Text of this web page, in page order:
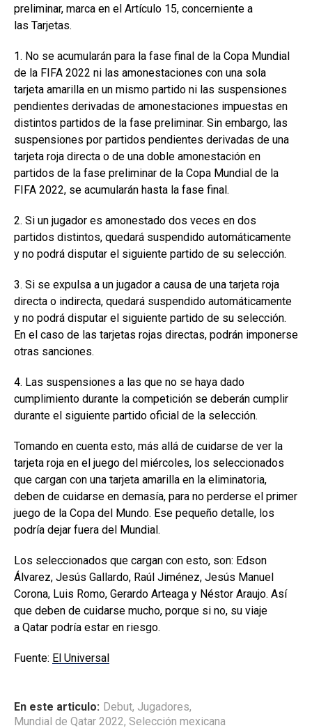
preliminar, marca en el Artículo 15, concerniente a
las Tarjetas.
1. No se acumularán para la fase final de la Copa Mundial
de la FIFA 2022 ni las amonestaciones con una sola
tarjeta amarilla en un mismo partido ni las suspensiones
pendientes derivadas de amonestaciones impuestas en
distintos partidos de la fase preliminar. Sin embargo, las
suspensiones por partidos pendientes derivadas de una
tarjeta roja directa o de una doble amonestación en
partidos de la fase preliminar de la Copa Mundial de la
FIFA 2022, se acumularán hasta la fase final.
2. Si un jugador es amonestado dos veces en dos
partidos distintos, quedará suspendido automáticamente
y no podrá disputar el siguiente partido de su selección.
3. Si se expulsa a un jugador a causa de una tarjeta roja
directa o indirecta, quedará suspendido automáticamente
y no podrá disputar el siguiente partido de su selección.
En el caso de las tarjetas rojas directas, podrán imponerse
otras sanciones.
4. Las suspensiones a las que no se haya dado
cumplimiento durante la competición se deberán cumplir
durante el siguiente partido oficial de la selección.
Tomando en cuenta esto, más allá de cuidarse de ver la
tarjeta roja en el juego del miércoles, los seleccionados
que cargan con una tarjeta amarilla en la eliminatoria,
deben de cuidarse en demasía, para no perderse el primer
juego de la Copa del Mundo. Ese pequeño detalle, los
podría dejar fuera del Mundial.
Los seleccionados que cargan con esto, son: Edson
Álvarez, Jesús Gallardo, Raúl Jiménez, Jesús Manuel
Corona, Luis Romo, Gerardo Arteaga y Néstor Araujo. Así
que deben de cuidarse mucho, porque si no, su viaje
a Qatar podría estar en riesgo.
Fuente: El Universal
En este articulo: Debut, Jugadores,
Mundial de Qatar 2022, Selección mexicana